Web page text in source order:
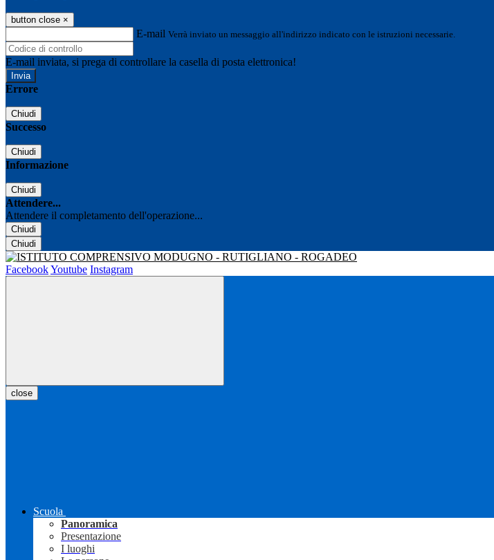
button close ×
E-mail Verrà inviato un messaggio all'indirizzo indicato con le istruzioni necessarie.
E-mail inviata, si prega di controllare la casella di posta elettronica!
Errore
Chiudi
Successo
Chiudi
Informazione
Chiudi
Attendere...
Attendere il completamento dell'operazione...
Chiudi
Chiudi
FacebookYoutube Instagram
close
Scuola
Panoramica
Presentazione
I luoghi